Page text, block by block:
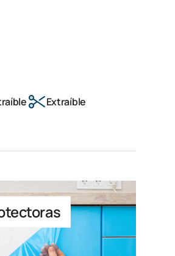
Extraíble
a div block.